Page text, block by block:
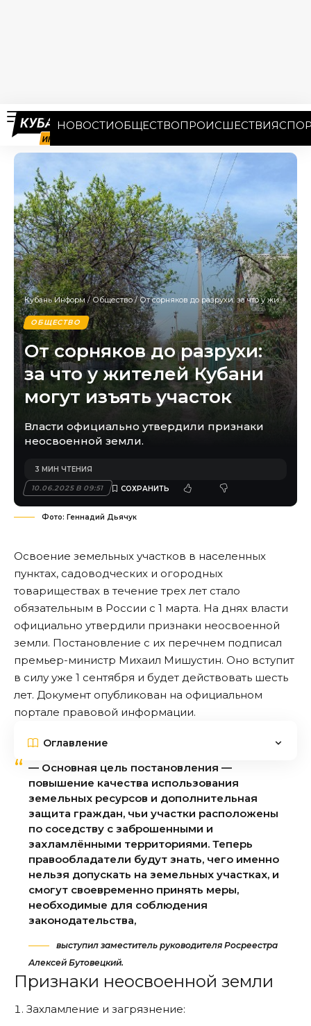
НОВОСТИОБЩЕСТВОПРОИСШЕСТВИЯ
Кубань Информ/Общество/От сорняков до разрухи: за что у жителей Кубани могут изъять участок
ОБЩЕСТВО
От сорняков до разрухи:
за что у жителей Кубани
могут изъять участок
Власти официально утвердили признаки
неосвоенной земли.
10.06.2025 В 09:51
3 МИН ЧТЕНИЯ
Фото: Геннадий Дьячук
Освоение земельных участков в населенных
пунктах, садоводческих и огородных
товариществах в течение трех лет стало
обязательным в России с 1 марта. На днях власти
официально утвердили признаки неосвоенной
земли. Постановление с их перечнем подписал
премьер-министр Михаил Мишустин. Оно вступит
в силу уже 1 сентября и будет действовать шесть
лет. Документ опубликован на официальном
портале правовой информации.
Оглавление
— Основная цель постановления —
повышение качества использования
земельных ресурсов и дополнительная
защита граждан, чьи участки расположены
по соседству с заброшенными и
захламлёнными территориями. Теперь
правообладатели будут знать, чего именно
нельзя допускать на земельных участках, и
смогут своевременно принять меры,
необходимые для соблюдения
законодательства,
выступил заместитель руководителя Росреестра
Алексей Бутовецкий.
Признаки неосвоенной земли
Захламление и загрязнение: